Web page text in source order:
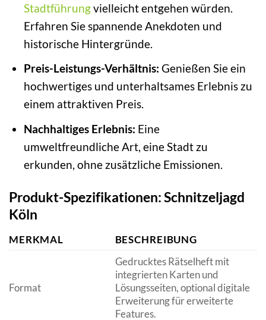
Stadtführungvielleicht entgehen würden.
Erfahren Sie spannende Anekdoten und
historische Hintergründe.
Preis-Leistungs-Verhältnis: Genießen Sie ein
hochwertiges und unterhaltsames Erlebnis zu
einem attraktiven Preis.
Nachhaltiges Erlebnis: Eine
umweltfreundliche Art, eine Stadt zu
erkunden, ohne zusätzliche Emissionen.
Produkt-Spezifikationen: Schnitzeljagd
Köln
MERKMAL BESCHREIBUNG
Format
Gedrucktes Rätselheft mit
integrierten Karten und
Lösungsseiten, optional digitale
Erweiterung für erweiterte
Features.